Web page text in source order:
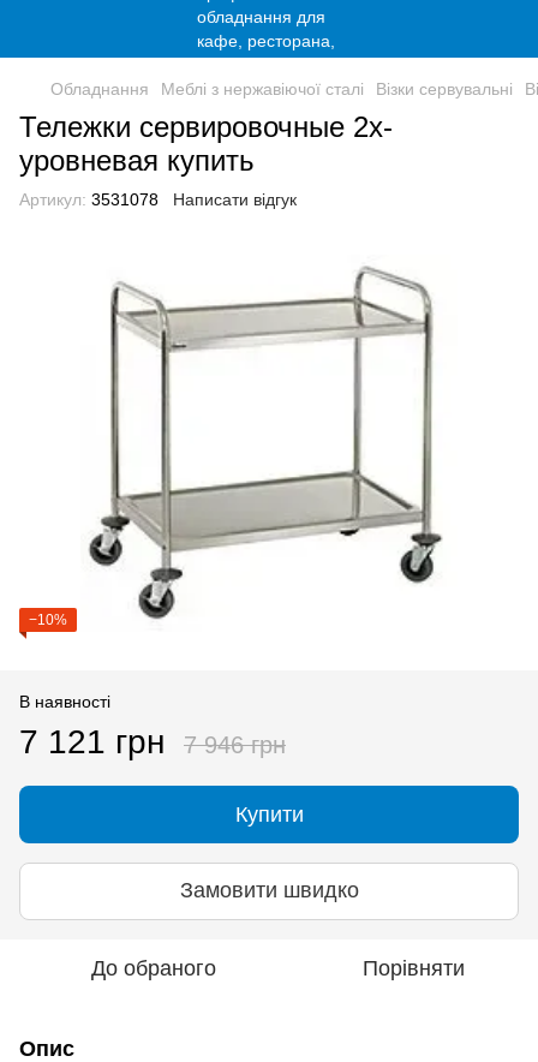
Обладнання Меблі з нержавіючої сталі Візки сервувальні
Тележки сервировочные 2х-
уровневая купить
Артикул: 3531078 Написати відгук
−10%
В наявності
7 121 грн 7 946 грн
Купити
Замовити швидко
До обраного Порівняти
Опис